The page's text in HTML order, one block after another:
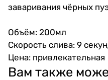
заваривания чёрных
Объём: 200мл
Скорость слива: 9
Цена: привлекательная
Вам также